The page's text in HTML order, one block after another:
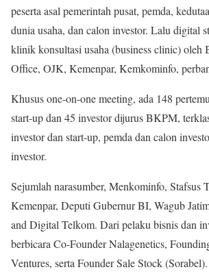
peserta asal pemerintah pusat, pemda,
dunia usaha, dan calon investor. Lalu digital
klinik konsultasi usaha (business clinic)
Office, OJK, Kemenpar, Kemkominfo,
Khusus one-on-one meeting, ada 148
start-up dan 45 investor dijurus BKPM,
investor dan start-up, pemda dan calon
investor.
Sejumlah narasumber, Menkominfo, Stafsus
Kemenpar, Deputi Gubernur BI, Wagub
and Digital Telkom. Dari pelaku bisnis dan
berbicara Co-Founder Nalagenetics,
Ventures, serta Founder Sale Stock